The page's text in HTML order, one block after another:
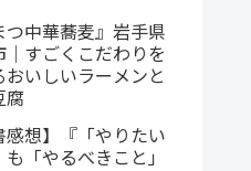
つ中華蕎麦』岩手県
｜すごくこだわりを
おいしいラーメンと
腐
感想】『「やりたい
も「やるべきこと」